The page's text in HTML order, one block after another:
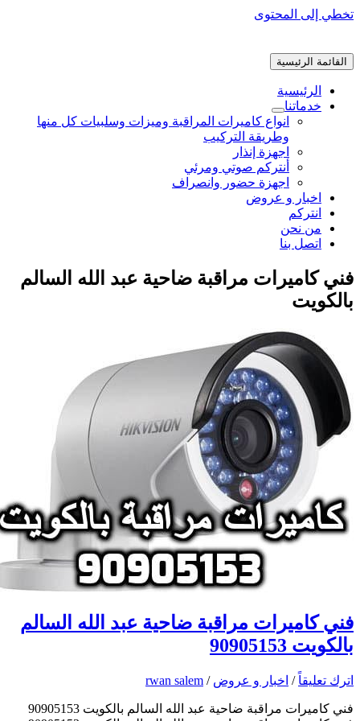
تخطي إلى المحتوى
القائمة الرئيسية
الرئيسية
خدماتنا
انواع كاميرات المراقبة وميزات وسلبيات كل منها
وطريقة التركيب
اجهزة إنذار
أنتركم صوتي ومرئي
اجهزة حضور وانصراف
اخبار و عروض
انتركم
من نحن
اتصل بنا
فني كاميرات مراقبة ضاحية عبد الله السالم
بالكويت
فني كاميرات مراقبة ضاحية عبد الله السالم
بالكويت 90905153
اترك تعليقاً /اخبار و عروض /
rwan salem
فني كاميرات مراقبة ضاحية عبد الله السالم بالكويت 90905153